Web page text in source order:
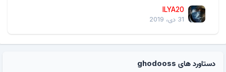
ILYA20
31 دی، 2019
دستاورد های ghodooss